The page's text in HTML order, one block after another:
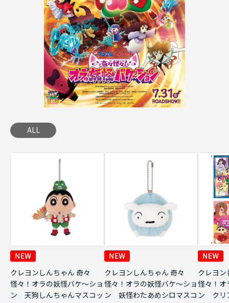
ALL
クレヨンしんちゃん 奇々
怪々！オラの妖怪バケ～ショ
ン 天狗しんちゃんマスコッ
クレヨンしんちゃん 奇々
怪々！オラの妖怪バケ～ショ
ン 妖怪わたあめシロマスコ
クレヨン
怪々！オ
ン クリ